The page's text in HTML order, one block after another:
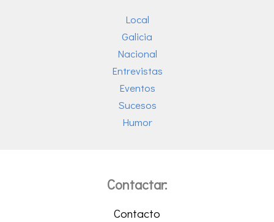
Local
Galicia
Nacional
Entrevistas
Eventos
Sucesos
Humor
Contactar:
Contacto